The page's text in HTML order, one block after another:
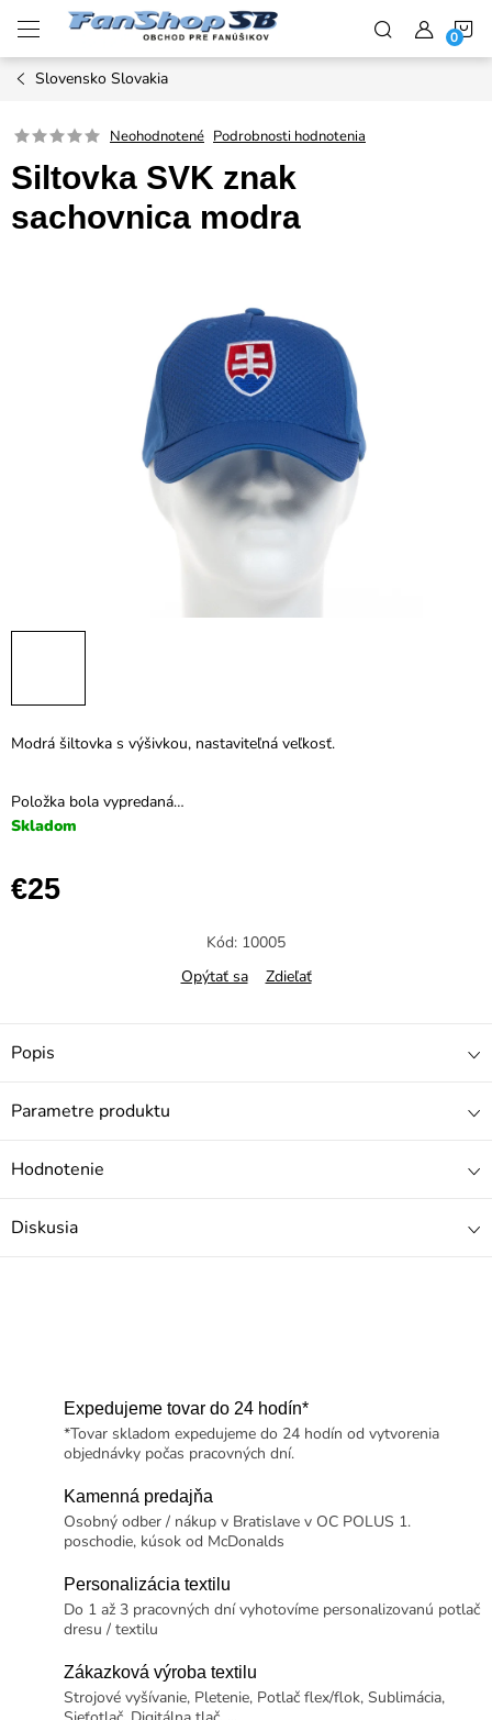
obsah
Slovensko Slovakia
Neohodnotené Podrobnosti hodnotenia
Siltovka SVK znak
sachovnica modra
Modrá šiltovka s výšivkou, nastaviteľná veľkosť.
Položka bola vypredaná…
Skladom
€25
Kód: 10005
Opýtať sa
Zdieľať
Popis
Parametre produktu
Hodnotenie
Diskusia
Expedujeme tovar do 24 hodín*
*Tovar skladom expedujeme do 24 hodín od vytvorenia
objednávky počas pracovných dní.
Kamenná predajňa
Osobný odber / nákup v Bratislave v OC POLUS 1.
poschodie, kúsok od McDonalds
Personalizácia textilu
Do 1 až 3 pracovných dní vyhotovíme personalizovanú potlač
dresu / textilu
Zákazková výroba textilu
Strojové vyšívanie, Pletenie, Potlač flex/flok, Sublimácia,